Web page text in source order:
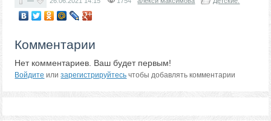
Комментарии
Нет комментариев. Ваш будет первым!
Войдите илизарегистрируйтесь чтобы добавлять комментарии